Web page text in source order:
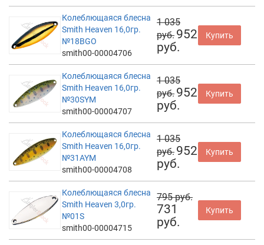
Колеблющаяся блесна
Smith Heaven 16,0гр.
№18BGO
smith00-00004706
1 035
руб. 952
руб.
Купить
Колеблющаяся блесна
Smith Heaven 16,0гр.
№30SYM
smith00-00004707
1 035
руб. 952
руб.
Купить
Колеблющаяся блесна
Smith Heaven 16,0гр.
№31AYM
smith00-00004708
1 035
руб. 952
руб.
Купить
Колеблющаяся блесна
Smith Heaven 3,0гр.
№01S
smith00-00004715
795 руб.
731
руб.
Купить